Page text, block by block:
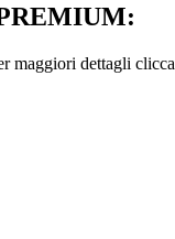
maggiori dettagli clicca